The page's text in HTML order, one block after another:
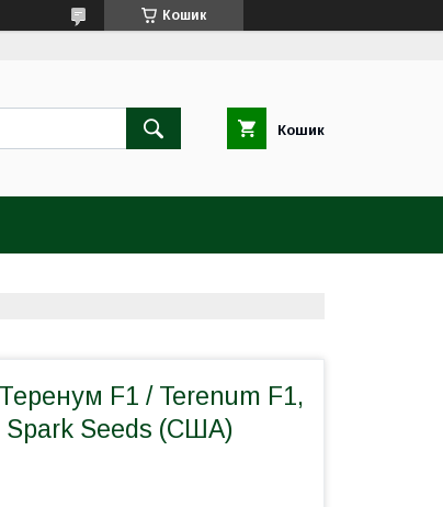
Кошик
Кошик
F1 / Terenum F1,
Spark Seeds (США)